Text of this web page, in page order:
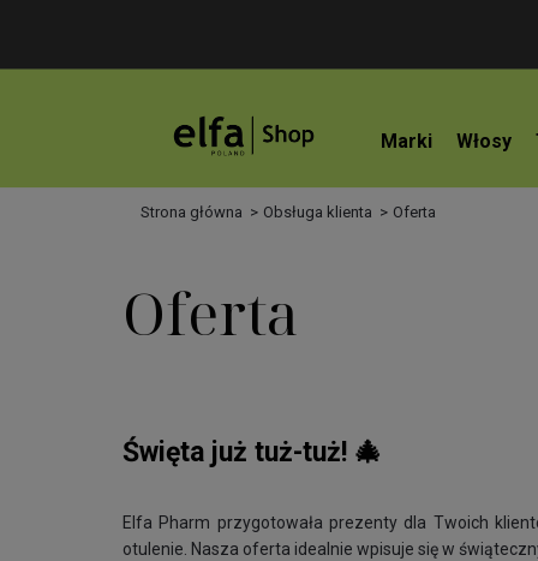
Marki Włosy
Strona główna Obsługa klienta Oferta
Oferta
Święta już tuż-tuż! 🎄
Elfa Pharm przygotowała prezenty dla Twoich
otulenie. Nasza oferta idealnie wpisuje się w